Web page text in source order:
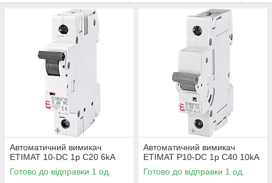
Автоматичний вимикач
ETIMAT 10-DC 1p C20 6kA
Готово до відправки 1 од.
Автоматичний вимикач
ETIMAT P10-DC 1p C40 10kA
Готово до відправки 1 од.